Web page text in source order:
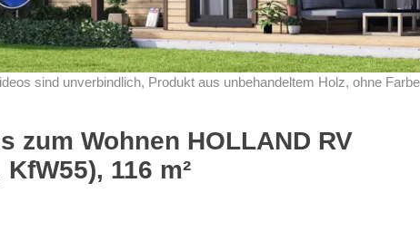
sind unverbindlich, Produkt aus unbehandeltem Holz, ohne
zum Wohnen HOLLAND RV
116 m²